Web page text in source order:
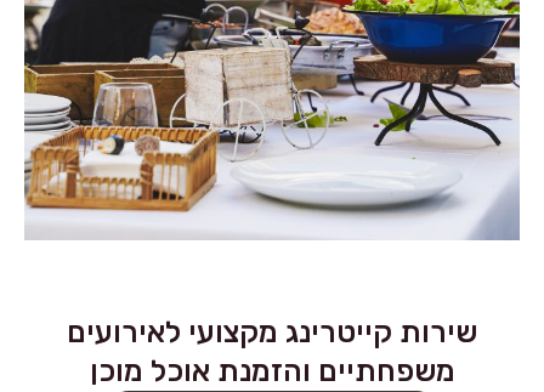
שירות קייטרינג מקצועי לאירועים
משפחתיים והזמנת אוכל מוכן